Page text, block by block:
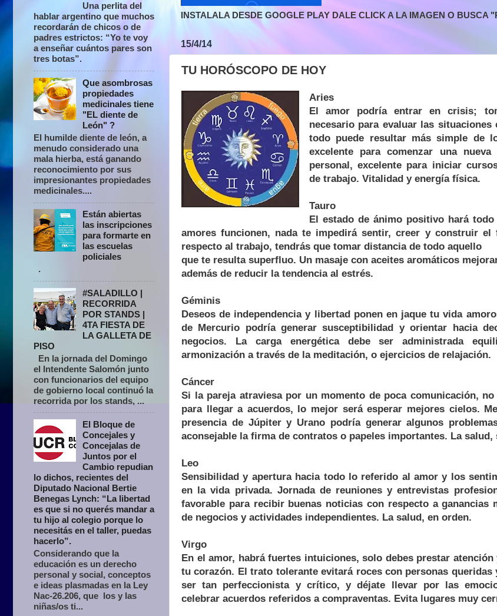
INSTALALA DESDE GOOGLE PLAY DALE CLICK A LA IMAGEN O BUSCA
15/4/14
TU HORÓSCOPO DE HOY
Aries
El amor podría entrar en crisis;
necesario para evaluar las situaciones
todo puede resultar más simple de
excelente para comenzar una
personal, excelente para iniciar
de trabajo. Vitalidad y energía física.
Tauro
El estado de ánimo positivo hará
amores funcionen, nada te impedirá sentir, creer y construir el
respecto al trabajo, tendrás que tomar distancia de todo aquello
que te resulta superfluo. Un masaje con aceites aromáticos
además de reducir la tendencia al estrés.
Géminis
Deseos de independencia y libertad ponen en jaque tu vida
de Mercurio podría generar susceptibilidad y orientar hacia
negocios. La carga energética debe ser administrada
armonización a través de la meditación, o ejercicios de relajación.
Cáncer
Si la pareja atraviesa por un momento de poca comunicación,
para llegar a acuerdos, lo mejor será esperar mejores cielos.
presencia de Júpiter y Urano podría generar algunos
aconsejable la firma de contratos o papeles importantes. La salud,
Leo
Sensibilidad y apertura hacia todo lo referido al amor y los
en la vida privada. Jornada de reuniones y entrevistas
favorable para recibir buenas noticias con respecto a ganancias
de negocios y actividades independientes. La salud, en orden.
Virgo
En el amor, habrá fuertes intuiciones, solo debes prestar atención
tu corazón. El trato tolerante evitará roces con personas queridas
ser tan perfeccionista y crítico, y déjate llevar por las
celebrar acuerdos referidos a compraventas. Evita lugares muy
Una perlita del
hablar argentino que muchos
recordarán de chicos o de
padres estrictos: “Yo te voy
a enseñar cuántos pares son
tres botas”.
Que asombrosas
propiedades
medicinales tiene
"EL diente de
León" ?
El humilde diente de león, a
menudo considerado una
mala hierba, está ganando
reconocimiento por sus
impresionantes propiedades
medicinales....
Están abiertas
las inscripciones
para formarte en
las escuelas
policiales
.
#SALADILLO |
RECORRIDA
POR STANDS |
4TA FIESTA DE
LA GALLETA DE
PISO
En la jornada del Domingo
el Intendente Salomón junto
con funcionarios del equipo
de gobierno local continuó la
recorrida por los stands, ...
El Bloque de
Concejales y
Concejalas de
Juntos por el
Cambio repudian
lo dichos, recientes del
Diputado Nacional Bertie
Benegas Lynch: “La libertad
es que si no querés mandar a
tu hijo al colegio porque lo
necesitás en el taller, puedas
hacerlo”.
Considerando que la
educación es un derecho
personal y social, conceptos
e ideas plasmadas en la Ley
Nac-26.206, que los y las
niñas/os ti...